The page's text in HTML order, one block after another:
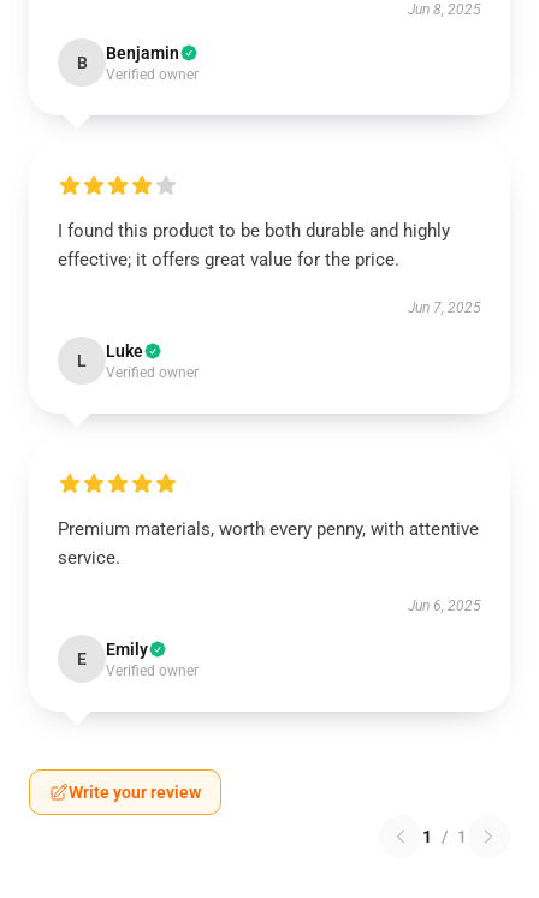
Jun 8, 2025
B Benjamin
Verified owner
I found this product to be both durable and highly
effective; it offers great value for the price.
Jun 7, 2025
L Luke
Verified owner
Premium materials, worth every penny, with attentive
service.
Jun 6, 2025
E Emily
Verified owner
Write your review
1 / 1